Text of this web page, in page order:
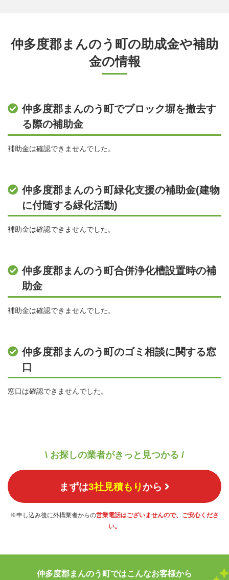
仲多度郡まんのう町の助成金や補助
金の情報
仲多度郡まんのう町でブロック塀を撤去す
る際の補助金
補助金は確認できませんでした。
仲多度郡まんのう町緑化支援の補助金(建物
に付随する緑化活動)
補助金は確認できませんでした。
仲多度郡まんのう町合併浄化槽設置時の補
助金
補助金は確認できませんでした。
仲多度郡まんのう町のゴミ相談に関する窓
口
窓口は確認できませんでした。
\ お探しの業者がきっと見つかる /
まずは3社見積もりから
※申し込み後に外構業者からの営業電話はございませんので、ご安心くださ
い。
仲多度郡まんのう町ではこんなお客様から